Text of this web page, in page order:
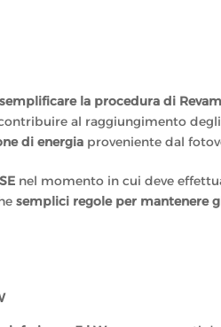
semplificare la procedura di
al raggiungimento
di energia proveniente dal
nel momento in cui deve
semplici regole per mantenere